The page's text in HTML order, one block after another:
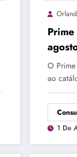
O
ao
1 De